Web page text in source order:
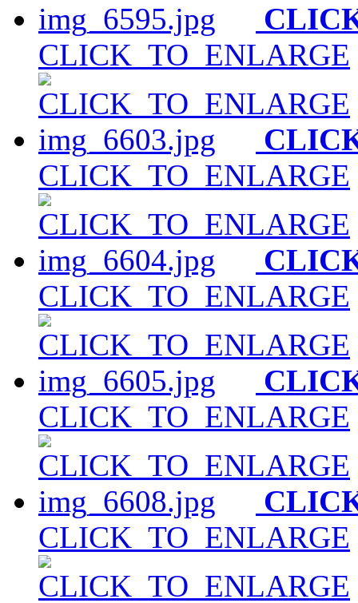
CLICK_TO_ENLARGE
CLICK_TO_ENLARGE
CLICK_TO_ENLARGE
CLICK_TO_ENLARGE
CLICK_TO_ENLARGE